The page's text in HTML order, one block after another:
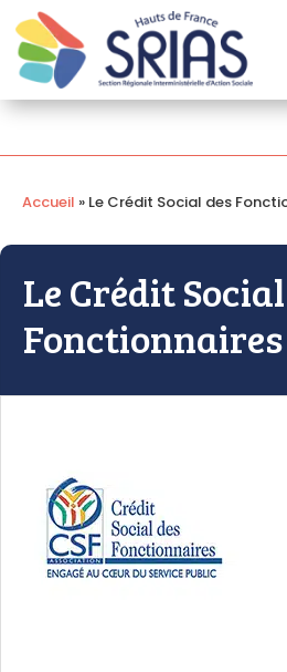
Accueil » Le Crédit Social des
Le Crédit
Fonctionnaires
Panneau de gestion des cookies